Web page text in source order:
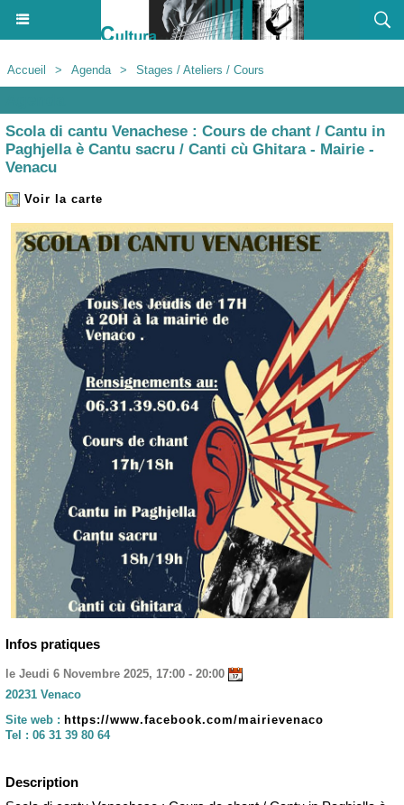
Accueil > Agenda > Stages / Ateliers / Cours
Scola di cantu Venachese : Cours de chant / Cantu in
Paghjella è Cantu sacru / Canti cù Ghitara - Mairie -
Venacu
Voir la carte
Infos pratiques
le Jeudi 6 Novembre 2025, 17:00 - 20:00
20231 Venaco
Site web : https://www.facebook.com/mairievenaco
Tel : 06 31 39 80 64
Description